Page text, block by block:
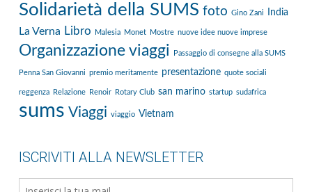
Solidarietà della SUMS foto Gino Zani India
La Verna Libro Malesia Monet Mostre nuove idee nuove imprese
Organizzazione viaggi Passaggio di consegne alla SUMS
Penna San Giovanni premio meritamente presentazione quote sociali
reggenza Relazione Renoir Rotary Club san marino startup sudafrica
sums Viaggi viaggio Vietnam
ISCRIVITI ALLA NEWSLETTER